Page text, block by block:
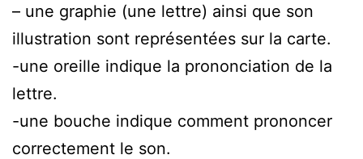
– une graphie (une lettre) ainsi que son
illustration sont représentées sur la carte.
-une oreille indique la prononciation de la
lettre.
-une bouche indique comment prononcer
correctement le son.